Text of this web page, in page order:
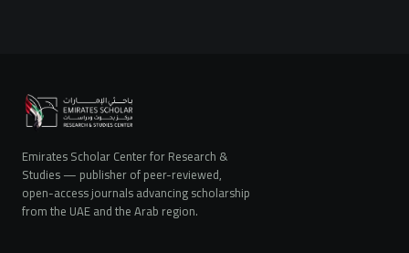
Emirates Scholar Center for Research &
Studies — publisher of peer-reviewed,
open-access journals advancing scholarship
from the UAE and the Arab region.